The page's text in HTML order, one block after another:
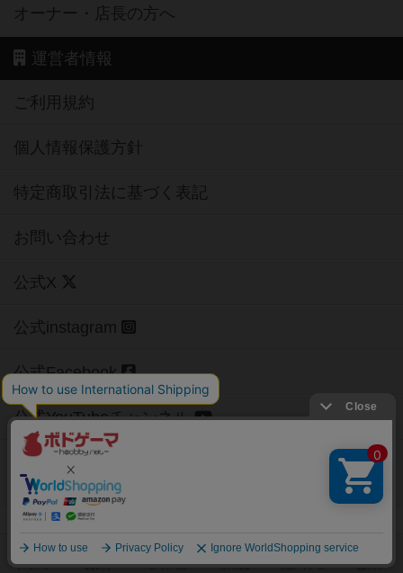
オーナー・店長の方へ
運営者情報
ご利用規約
個人情報保護方針
特定商取引法に基づく表記
お問い合わせ
公式X
公式instagram
公式Facebook
公式YouTubeチャンネル